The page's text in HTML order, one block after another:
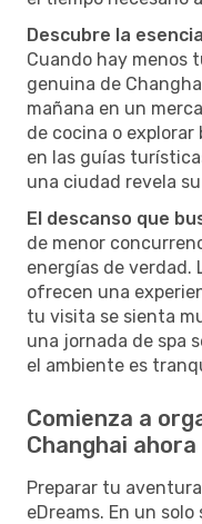
Descubre la
Cuando hay menos
genuina de
mañana en un
de cocina o explorar
en las guías
una ciudad revela
El descanso que
de menor
energías de verdad.
ofrecen una
tu visita se sienta
una jornada de spa
el ambiente es
Comienza a
Changhai ahora
Preparar tu
eDreams. En un